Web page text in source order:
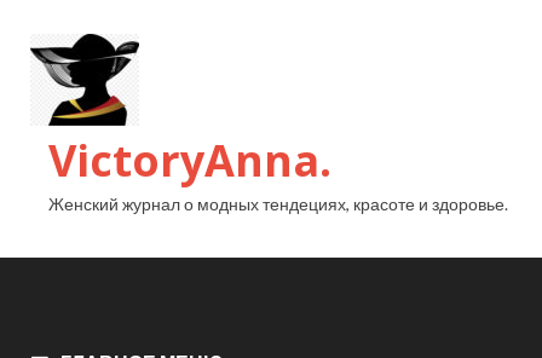
VictoryAnna.
Женский журнал о модных тендециях, красоте и здоровье.